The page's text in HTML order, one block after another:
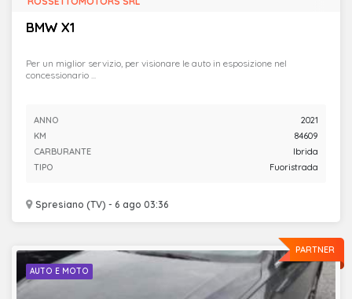
BMW X1
Spresiano (TV) - 6 ago 03:36
Per un miglior servizio, per visionare le auto in esposizione nel
concessionario ...
ANNO
2021
KM
84609
CARBURANTE
Ibrida
TIPO
Fuoristrada
PARTNER
AUTO E MOTO